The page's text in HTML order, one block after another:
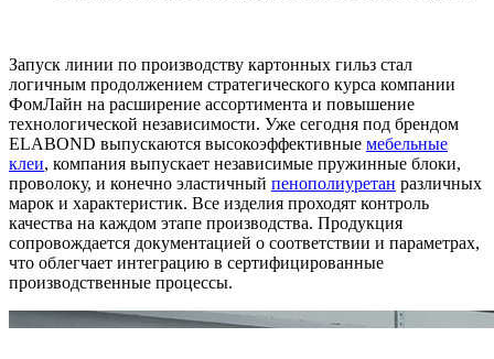
Запуск линии по производству картонных гильз стал
логичным продолжением стратегического курса компании
ФомЛайн на расширение ассортимента и повышение
технологической независимости. Уже сегодня под брендом
ELABOND выпускаются высокоэффективные мебельные
клеи, компания выпускает независимые пружинные блоки,
проволоку, и конечно эластичный пенополиуретан различных
марок и характеристик. Все изделия проходят контроль
качества на каждом этапе производства. Продукция
сопровождается документацией о соответствии и параметрах,
что облегчает интеграцию в сертифицированные
производственные процессы.